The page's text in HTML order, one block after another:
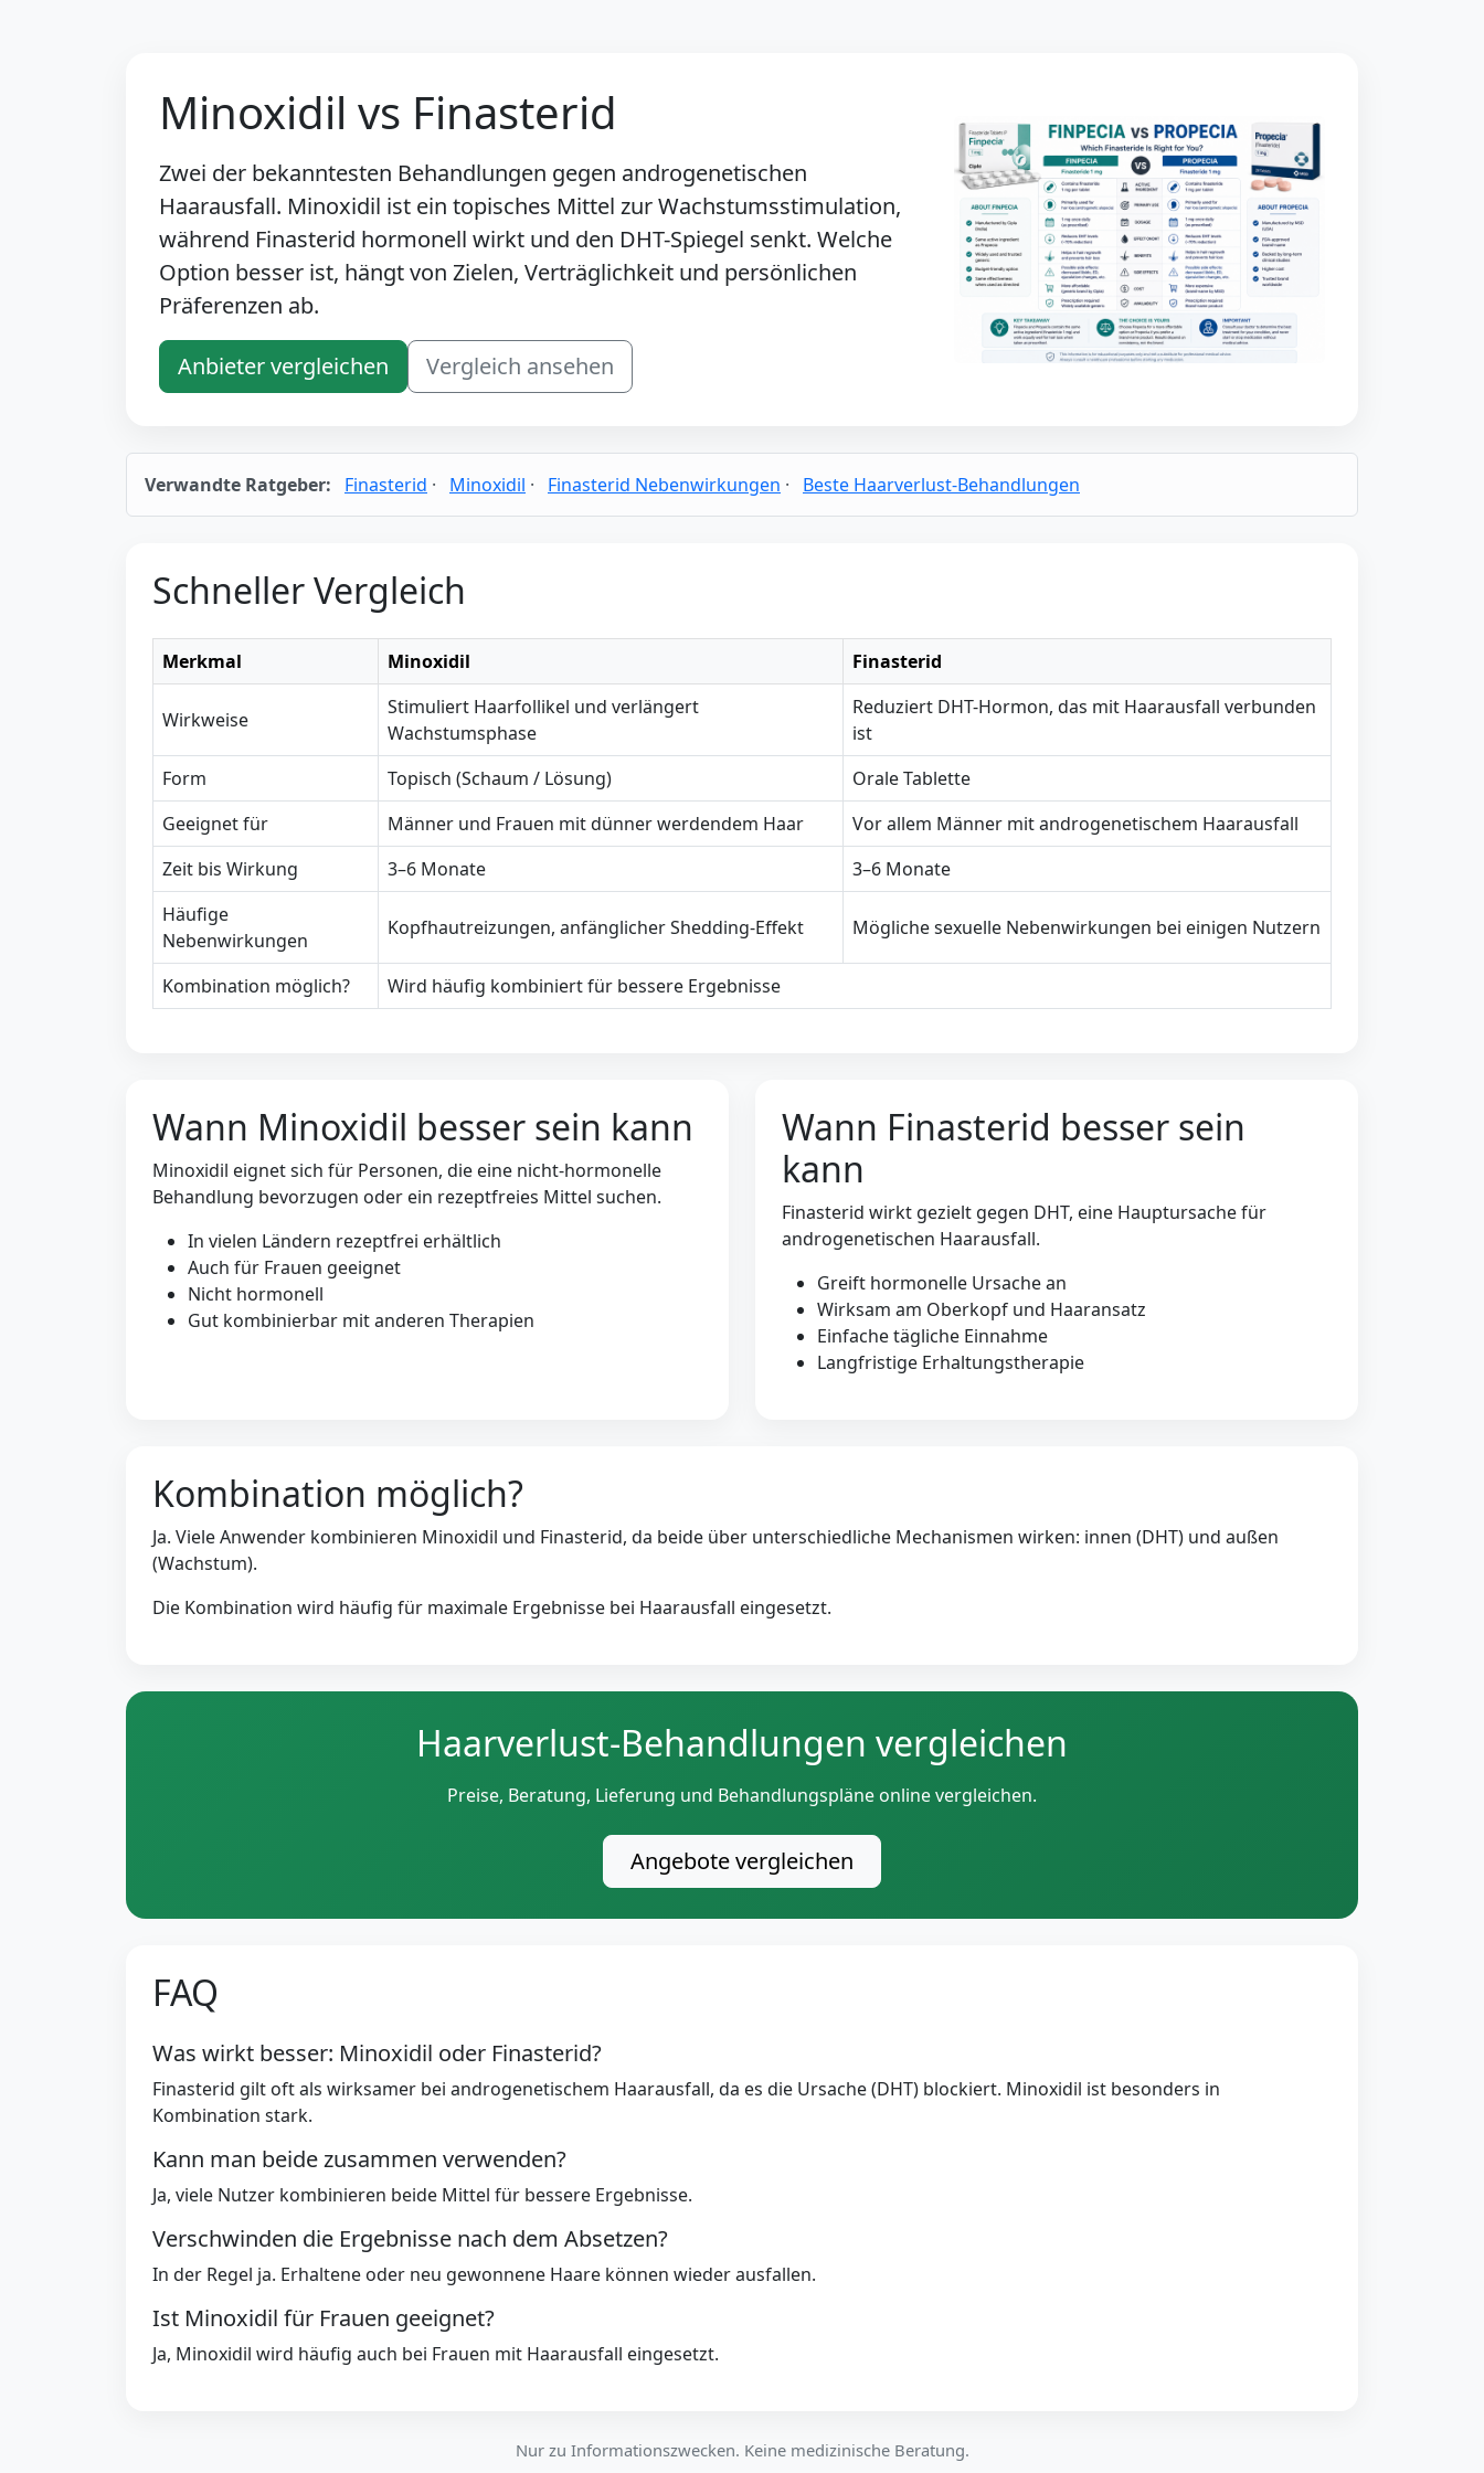
Minoxidil vs Finasterid
Zwei der bekanntesten Behandlungen gegen androgenetischen
Haarausfall. Minoxidil ist ein topisches Mittel zur Wachstumsstimulation,
während Finasterid hormonell wirkt und den DHT-Spiegel senkt. Welche
Option besser ist, hängt von Zielen, Verträglichkeit und persönlichen
Präferenzen ab.
Anbieter vergleichen Vergleich ansehen
Verwandte Ratgeber: Finasterid · Minoxidil · Finasterid Nebenwirkungen · Beste Haarverlust-Behandlungen
Schneller Vergleich
Merkmal Minoxidil Finasterid
Wirkweise
Stimuliert Haarfollikel und verlängert
Wachstumsphase
Reduziert DHT-Hormon, das mit Haarausfall verbunden
ist
Form
Topisch (Schaum / Lösung)
Orale Tablette
Geeignet für
Männer und Frauen mit dünner werdendem Haar
Vor allem Männer mit androgenetischem Haarausfall
Zeit bis Wirkung
3–6 Monate
3–6 Monate
Häufige
Nebenwirkungen
Kopfhautreizungen, anfänglicher Shedding-Effekt Mögliche sexuelle Nebenwirkungen bei einigen Nutzern
Kombination möglich? Wird häufig kombiniert für bessere Ergebnisse
Wann Minoxidil besser sein kann
Minoxidil eignet sich für Personen, die eine nicht-hormonelle
Behandlung bevorzugen oder ein rezeptfreies Mittel suchen.
In vielen Ländern rezeptfrei erhältlich
Auch für Frauen geeignet
Nicht hormonell
Gut kombinierbar mit anderen Therapien
Wann Finasterid besser sein
kann
Finasterid wirkt gezielt gegen DHT, eine Hauptursache für
androgenetischen Haarausfall.
Greift hormonelle Ursache an
Wirksam am Oberkopf und Haaransatz
Einfache tägliche Einnahme
Langfristige Erhaltungstherapie
Kombination möglich?
Ja. Viele Anwender kombinieren Minoxidil und Finasterid, da beide über unterschiedliche Mechanismen wirken: innen (DHT) und außen
(Wachstum).
Die Kombination wird häufig für maximale Ergebnisse bei Haarausfall eingesetzt.
Haarverlust-Behandlungen vergleichen
Preise, Beratung, Lieferung und Behandlungspläne online vergleichen.
Angebote vergleichen
FAQ
Was wirkt besser: Minoxidil oder Finasterid?
Finasterid gilt oft als wirksamer bei androgenetischem Haarausfall, da es die Ursache (DHT) blockiert. Minoxidil ist besonders in
Kombination stark.
Kann man beide zusammen verwenden?
Ja, viele Nutzer kombinieren beide Mittel für bessere Ergebnisse.
Verschwinden die Ergebnisse nach dem Absetzen?
In der Regel ja. Erhaltene oder neu gewonnene Haare können wieder ausfallen.
Ist Minoxidil für Frauen geeignet?
Ja, Minoxidil wird häufig auch bei Frauen mit Haarausfall eingesetzt.
Nur zu Informationszwecken. Keine medizinische Beratung.